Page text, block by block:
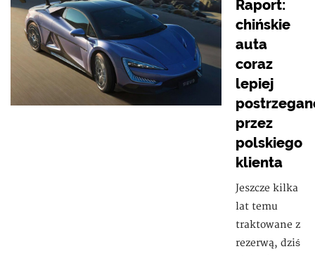
Raport:
chińskie
auta
coraz
lepiej
przez
polskiego
klienta
Jeszcze kilka
lat temu
traktowane z
rezerwą, dziś